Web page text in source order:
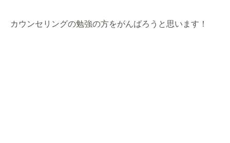
カウンセリングの勉強の方をがんばろうと思います！